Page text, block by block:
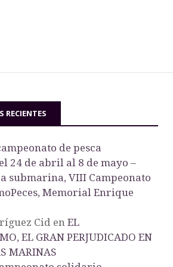
RECIENTES
de pesca
24 de abril al 8 de mayo –
submarina, VIII Campeonato
Memorial Enrique
Cid en EL
EL GRAN PERJUDICADO EN
MARINAS